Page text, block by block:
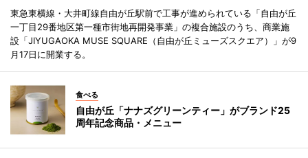
東急東横線・大井町線自由が丘駅前で工事が進められている「自由が丘
一丁目29番地区第一種市街地再開発事業」の複合施設のうち、商業施
設「JIYUGAOKA MUSE SQUARE（自由が丘ミューズスクエア）」が9
月17日に開業する。
食べる
自由が丘「ナナズグリーンティー」がブランド25
周年記念商品・メニュー